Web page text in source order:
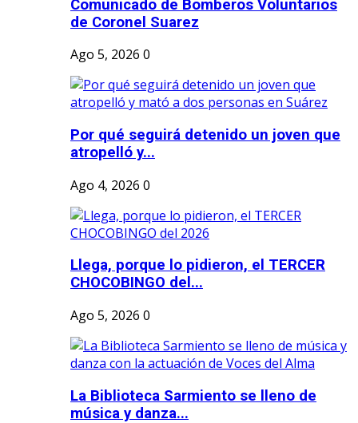
Comunicado de Bomberos Voluntarios
de Coronel Suarez
Ago 5, 2026 0
Por qué seguirá detenido un joven que
atropelló y...
Ago 4, 2026 0
Llega, porque lo pidieron, el TERCER
CHOCOBINGO del...
Ago 5, 2026 0
La Biblioteca Sarmiento se lleno de
música y danza...